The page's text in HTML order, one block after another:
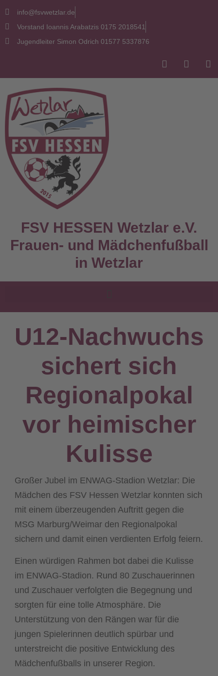
info@fsvwetzlar.de
Vorstand Ioannis Arabatzis 0175 2018541
Jugendleiter Simon Odrich 01577 5337876
FSV HESSEN Wetzlar e.V.
Frauen- und Mädchenfußball
in Wetzlar
U12-Nachwuchs
sichert sich
Regionalpokal
vor heimischer
Kulisse
Großer Jubel im ENWAG-Stadion Wetzlar: Die
Mädchen des FSV Hessen Wetzlar konnten sich
mit einem überzeugenden Auftritt gegen die
MSG Marburg/Weimar den Regionalpokal
sichern und damit einen verdienten Erfolg feiern.
Einen würdigen Rahmen bot dabei die Kulisse
im ENWAG-Stadion. Rund 80 Zuschauerinnen
und Zuschauer verfolgten die Begegnung und
sorgten für eine tolle Atmosphäre. Die
Unterstützung von den Rängen war für die
jungen Spielerinnen deutlich spürbar und
unterstreicht die positive Entwicklung des
Mädchenfußballs in unserer Region.